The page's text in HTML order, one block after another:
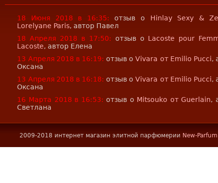
18 Июня 2018 в 16:35: отзыв о Hinlay Sexy &
Lorelyane Paris, автор Павел
18 Апреля 2018 в 17:50:
отзыв о Lacoste pour
Lacoste, автор Елена
13 Апреля 2018 в 16:19: отзыв оVivara от Emilio Pucci,
Оксана
13 Апреля 2018 в 16:18: отзыв оVivara от Emilio Pucci,
Оксана
16 Марта 2018 в 16:53: отзыв о Mitsouko от Guerlain,
Светлана
2009-2018 интернет магазин элитной парфюмерии New-